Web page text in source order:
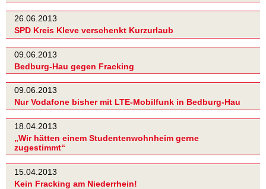
26.06.2013
SPD Kreis Kleve verschenkt Kurzurlaub
09.06.2013
Bedburg-Hau gegen Fracking
09.06.2013
Nur Vodafone bisher mit LTE-Mobilfunk in Bedburg-Hau
18.04.2013
„Wir hätten einem Studentenwohnheim gerne
zugestimmt“
15.04.2013
Kein Fracking am Niederrhein!